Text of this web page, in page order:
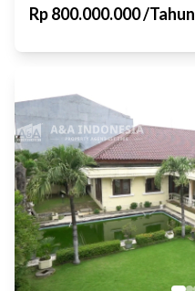
Rp800.000.000/Tahun